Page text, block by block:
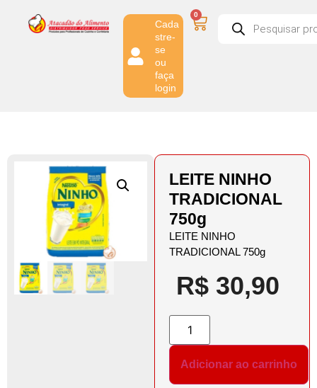
Cada
stre-
se
ou
faça
login
0
LEITE NINHO
TRADICIONAL
750g
LEITE NINHO
TRADICIONAL 750g
R$ 30,90
Adicionar ao carrinho